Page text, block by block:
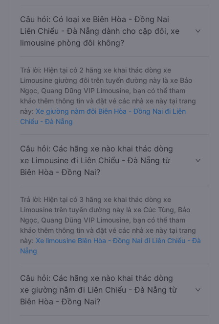
Câu hỏi: Có loại xe Biên Hòa - Đồng Nai
Liên Chiểu - Đà Nẵng dành cho cặp đôi, xe
limousine phòng đôi không?
Trả lời: Hiện tại có 2 hãng xe khai thác dòng xe
Limousine giường đôi trên tuyến đường này là xe Bảo
Ngọc, Quang Dũng VIP Limousine, bạn có thể tham
khảo thêm thông tin và đặt vé các nhà xe này tại trang
này: Xe giường nằm đôi Biên Hòa - Đồng Nai đi Liên
Chiểu - Đà Nẵng
Câu hỏi: Các hãng xe nào khai thác dòng
xe Limousine đi Liên Chiểu - Đà Nẵng từ
Biên Hòa - Đồng Nai?
Trả lời: Hiện tại có 3 hãng xe khai thác dòng xe
Limousine trên tuyến đường này là xe Cúc Tùng, Bảo
Ngọc, Quang Dũng VIP Limousine, bạn có thể tham
khảo thêm thông tin và đặt vé các nhà xe này tại trang
này: Xe limousine Biên Hòa - Đồng Nai đi Liên Chiểu - Đà
Nẵng
Câu hỏi: Các hãng xe nào khai thác dòng
xe giường nằm đi Liên Chiểu - Đà Nẵng từ
Biên Hòa - Đồng Nai?